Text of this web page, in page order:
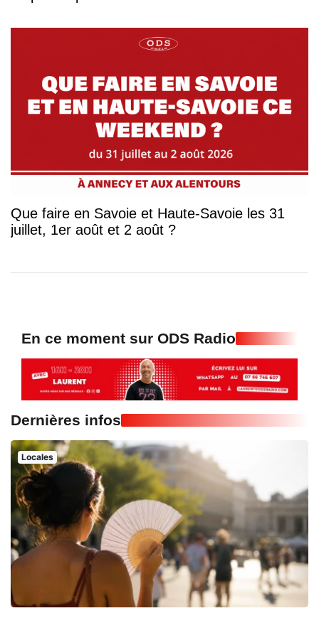
Que faire en Savoie et Haute-Savoie les 31
juillet, 1er août et 2 août ?
En ce moment sur ODS Radio
Dernières infos
Locales